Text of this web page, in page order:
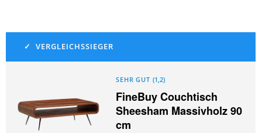
SEHR GUT (1,2)
FineBuy Couchtisch
Sheesham Massivholz 90
cm